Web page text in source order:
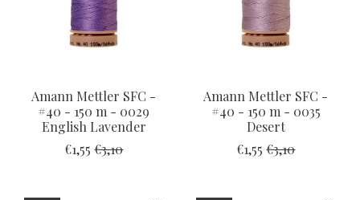
Amann Mettler SFC -
#40 - 150 m - 0029
English Lavender
€1,55 €3,10
Amann Mettler SFC -
#40 - 150 m - 0035
Desert
€1,55 €3,10